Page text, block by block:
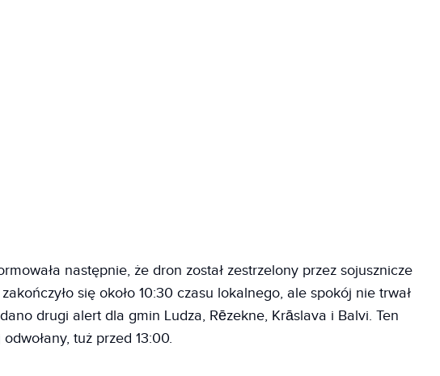
następnie, że dron został zestrzelony przez sojusznicze
się około 10:30 czasu lokalnego, ale spokój nie trwał
drugi alert dla gmin Ludza, Rēzekne, Krāslava i Balvi. Ten
tuż przed 13:00.